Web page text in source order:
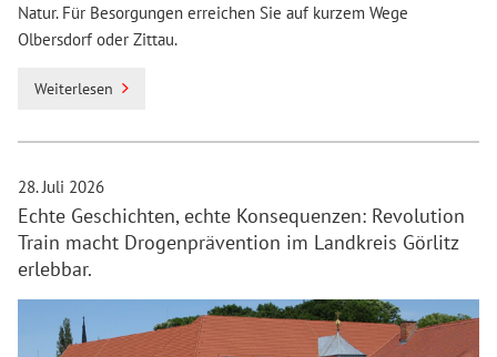
Natur. Für Besorgungen erreichen Sie auf kurzem Wege
Olbersdorf oder Zittau.
Weiterlesen
28. Juli 2026
Echte Geschichten, echte Konsequenzen: Revolution
Train macht Drogenprävention im Landkreis Görlitz
erlebbar.